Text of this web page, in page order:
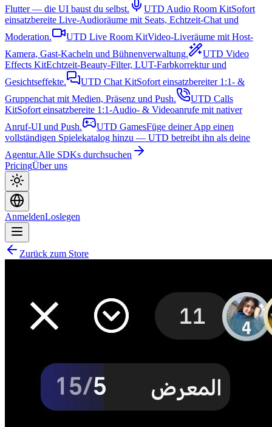
Flutter — die UI baust du selbst.
UTD Audio Room KitSofort
einsatzbereite Live-Audioräume mit Seats, Echtzeit-Chat und
Moderation.
UTD Live Room KitVideo-Liveräume mit Host-
Kamera, Gast-Kacheln und Bühnenverwaltung.
UTD Video
Effects KitEchtzeit-Beauty-Filter, LUT-Farbkorrektur und
Gesichtseffekte.
UTD Chat KitSofort einsatzbereiter 1:1- &
Gruppenchat mit Medien, Präsenz und Push.
UTD Calls
KitSofort einsatzbereite 1:1-Audio- & Videoanrufe mit nativer
Anruf-UI und Push.
UTD GamesFüge deiner App einen
vollständigen Spielekatalog hinzu — UTD betreibt ihn als deine
Agentur.Alle SDKs durchsuchen
PricingÜber uns
AnmeldenLoslegen
Zurück zum Store